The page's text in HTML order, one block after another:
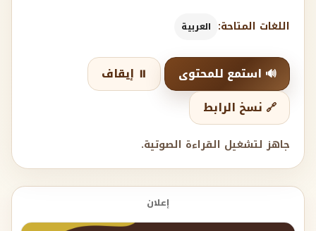
اللغات المتاحة: العربية
🔊 استمع للمحتوى
⏸️ إيقاف
🔗 نسخ الرابط
جاهز لتشغيل القراءة الصوتية.
إعلان